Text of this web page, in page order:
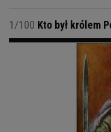
1/100 Kto był królem